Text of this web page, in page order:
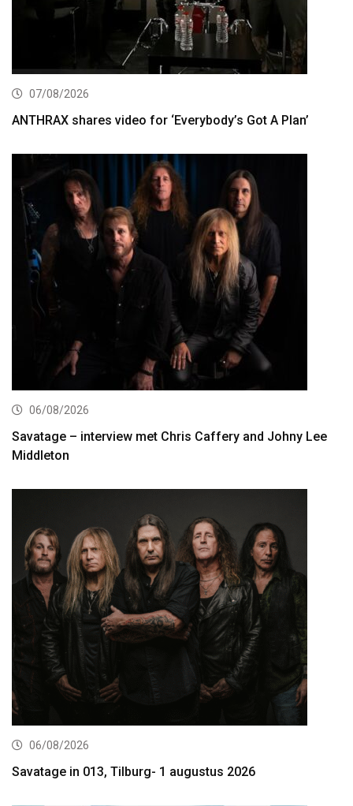
07/08/2026
ANTHRAX shares video for ‘Everybody’s Got A Plan’
06/08/2026
Savatage – interview met Chris Caffery and Johny Lee
Middleton
06/08/2026
Savatage in 013, Tilburg- 1 augustus 2026